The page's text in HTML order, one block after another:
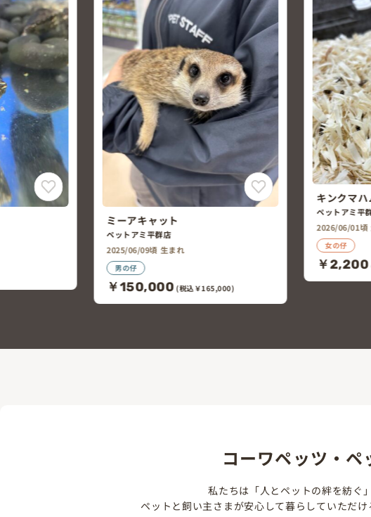
キンクマハムスター
2026/06/01頃 生まれ
女の仔
￥2,200
アビシニ
ペットアミ平
2026/06/01頃
男の仔
￥
コーワペッツ・
私たちは「人とペットの絆を紡ぐ
ペットと飼い主さまが安心して暮らしていただ